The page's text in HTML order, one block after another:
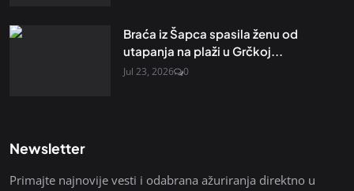
Braća iz Šapca spasila ženu od
utapanja na plaži u Grčkoj...
Jul 23, 2026 0
Newsletter
Primajte najnovije vesti i odabrana ažuriranja direktno u